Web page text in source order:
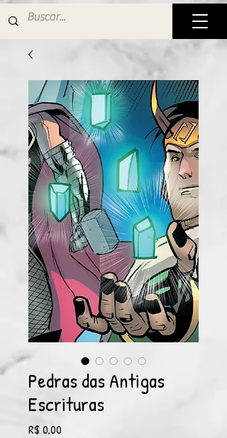
Pedras das Antigas
Escrituras
R$ 0,00